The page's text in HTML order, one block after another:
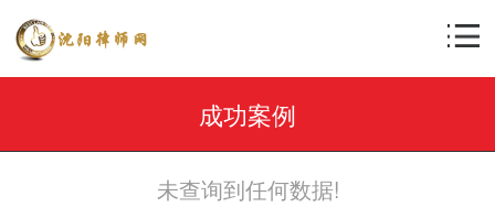
成功案例
未查询到任何数据!